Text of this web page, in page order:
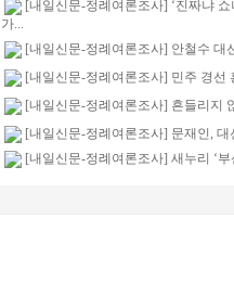
[내일신문-정례여론조사] ‘진짜냐
가...
[내일신문-정례여론조사] 안철수 대
[내일신문-정례여론조사] 민주 경선
[내일신문-정례여론조사] 흔들리지
[내일신문-정례여론조사] 문재인, 대
[내일신문-정례여론조사] 새누리 ‘